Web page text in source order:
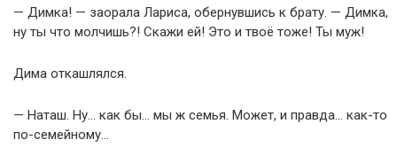
— Димка! — заорала Лариса, обернувшись к брату. — Димка,
ну ты что молчишь?! Скажи ей! Это и твоё тоже! Ты муж!
Дима откашлялся.
— Наташ. Ну… как бы… мы ж семья. Может, и правда… как-то
по-семейному…